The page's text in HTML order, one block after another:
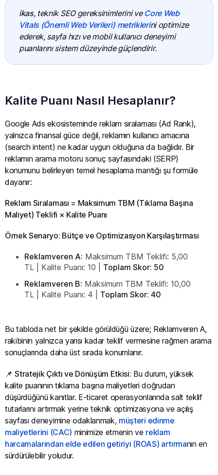
ikas, teknik SEO gereksinimlerini ve Core Web
Vitals (Önemli Web Verileri) metriklerini optimize
ederek, sayfa hızı ve mobil kullanıcı deneyimi
puanlarını sistem düzeyinde güçlendirir.
Kalite Puanı Nasıl Hesaplanır?
Google Ads ekosisteminde reklam sıralaması (Ad Rank),
yalnızca finansal güce değil, reklamın kullanıcı amacına
(search intent) ne kadar uygun olduğuna da bağlıdır. Bir
reklamın arama motoru sonuç sayfasındaki (SERP)
konumunu belirleyen temel hesaplama mantığı şu formüle
dayanır:
Reklam Sıralaması = Maksimum TBM (Tıklama Başına
Maliyet) Teklifi × Kalite Puanı
Örnek Senaryo: Bütçe ve Optimizasyon Karşılaştırması
Reklamveren A: Maksimum TBM Teklifi: 5,00
TL | Kalite Puanı: 10 | Toplam Skor: 50
Reklamveren B: Maksimum TBM Teklifi: 10,00
TL | Kalite Puanı: 4 | Toplam Skor: 40
Bu tabloda net bir şekilde görüldüğü üzere; Reklamveren A,
rakibinin yalnızca yarısı kadar teklif vermesine rağmen arama
sonuçlarında daha üst sırada konumlanır.
📌Stratejik Çıktı ve Dönüşüm Etkisi: Bu durum, yüksek
kalite puanının tıklama başına maliyetleri doğrudan
düşürdüğünü kanıtlar. E-ticaret operasyonlarında salt teklif
tutarlarını artırmak yerine teknik optimizasyona ve açılış
sayfası deneyimine odaklanmak, müşteri edinme
maliyetlerini (CAC) minimize etmenin ve reklam
harcamalarından elde edilen getiriyi (ROAS) artırmanın en
sürdürülebilir yoludur.